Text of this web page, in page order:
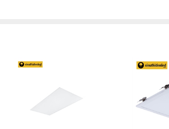
Đèn LED Panel Philips CertaFlux LED
phù hợp với các hệ thống điện thông dụng,
nhau, bao gồm văn phòng, nhà ở, trung
Với các tính năng vượt trội, sản phẩm Đèn